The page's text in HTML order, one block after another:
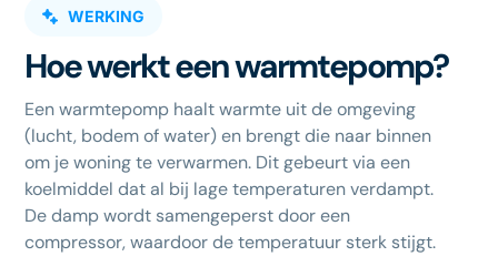
WERKING
Hoe werkt een warmtepomp?
Een warmtepomp haalt warmte uit de omgeving
(lucht, bodem of water) en brengt die naar binnen
om je woning te verwarmen. Dit gebeurt via een
koelmiddel dat al bij lage temperaturen verdampt.
De damp wordt samengeperst door een
compressor, waardoor de temperatuur sterk stijgt.